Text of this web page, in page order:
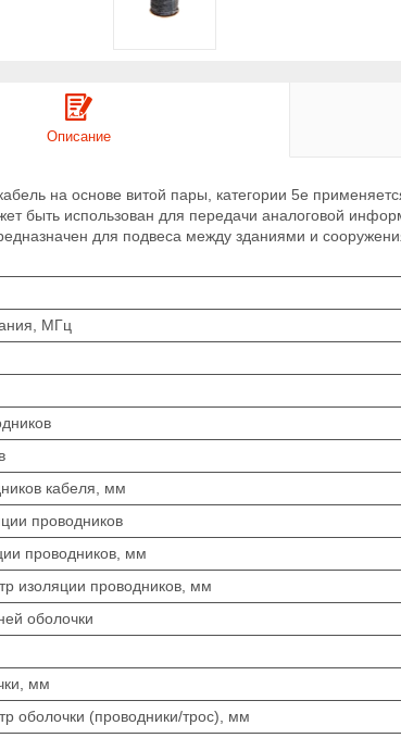
Описание
на основе витой пары, категории 5e
быть использован для передачи аналоговой
для подвеса между зданиями и
МГц
кабеля, мм
проводников
проводников, мм
изоляции проводников, мм
оболочки
мм
оболочки (проводники/трос), мм